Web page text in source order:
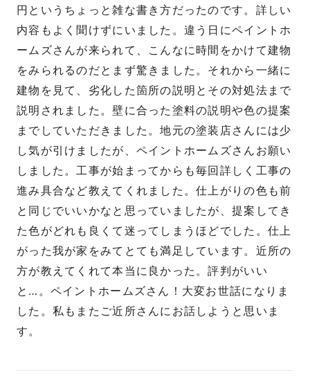
円というちょっと雑な書き方だったのです。詳しい
内容もよく聞けずにいました。違う日にペイントホ
ームズさんが来られて、こんなに時間をかけて建物
をみられるのだとまず驚きました。それから一緒に
建物を見て、劣化した箇所の説明とその対処法まで
説明されました。壁に合った塗料の説明や色の提案
までしていただきました。地元の塗装店さんには少
し気が引けましたが、ペイントホームズさんお願い
しました。工事が始まってからも毎回詳しく工事の
進み具合など教えてくれました。仕上がりの色も前
と同じでいいかなと思っていましたが、提案してき
た色がどれも良くて迷ってしまうほどでした。仕上
がった我が家をみてとても満足しています。近所の
方が教えてくれて本当に良かった。評判がいい
と…。ペイントホームズさん！大変お世話になりま
した。私もまたご近所さんにお話しようと思いま
す。